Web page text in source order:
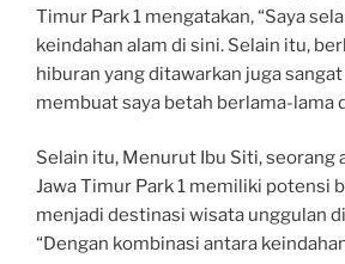
Timur Park 1 mengatakan, “Saya
keindahan alam di sini. Selain itu,
hiburan yang ditawarkan juga
membuat saya betah berlama-lama
Selain itu, Menurut Ibu Siti, seorang
Jawa Timur Park 1 memiliki potensi
menjadi destinasi wisata unggulan
“Dengan kombinasi antara